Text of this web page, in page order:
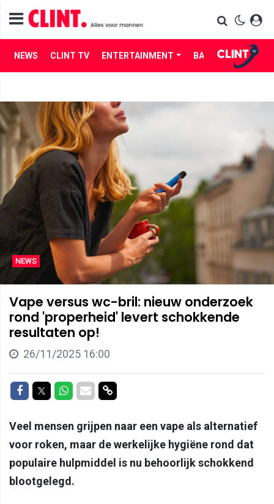
NEWS CLINT TV ENTERTAINMENT BABES LIFE
NEWS
Vape versus wc-bril: nieuw onderzoek
rond 'properheid' levert schokkende
resultaten op!
26/11/2025 16:00
Delen op Facebook
Delen op Twitter
Delen op Whatsapp
Delen via Mail
Delen via link
Veel mensen grijpen naar een vape als alternatief
voor roken, maar de werkelijke hygiëne rond dat
populaire hulpmiddel is nu behoorlijk schokkend
blootgelegd.